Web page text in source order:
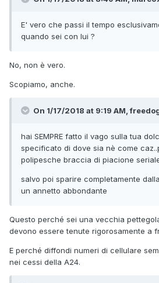
E' vero che passi il tempo
quando sei con lui ?
No, non è vero.
Scopiamo, anche.
On 1/17/2018 at 9:19 AM,
hai SEMPRE fatto il vago sulla tua
specificato di dove sia nè come
polipesche braccia di piacione
salvo poi sparire completamente
un annetto abbondante
Questo perché sei una vecchia
devono essere tenute rigorosamente a
E perché diffondi numeri di cellulare
nei cessi della A24.